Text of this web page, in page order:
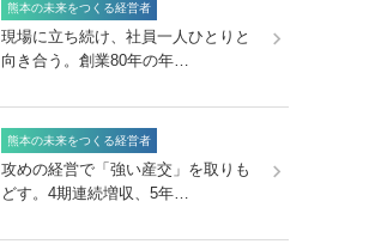
熊本の未来をつくる経営者
現場に立ち続け、社員一人ひとりと
向き合う。創業80年の年…
熊本の未来をつくる経営者
攻めの経営で「強い産交」を取りも
どす。4期連続増収、5年…